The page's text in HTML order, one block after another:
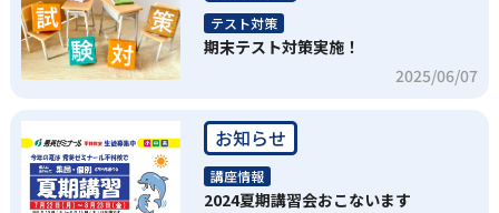
テスト対策
期末テスト対策実施！
2025/06/07
お知らせ
講座情報
2024夏期講習会おこないます